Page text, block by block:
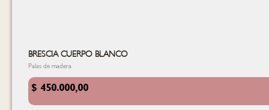
BRESCIA CUERPO BLANCO
Palas de madera
$ 450.000,00